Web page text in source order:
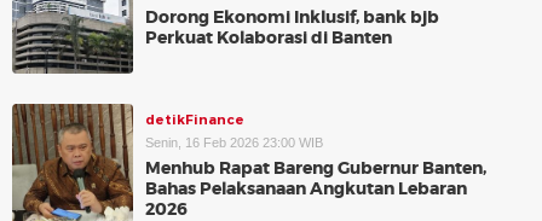
Dorong Ekonomi Inklusif, bank bjb
Perkuat Kolaborasi di Banten
detikFinance
Senin, 16 Feb 2026 23:00 WIB
Menhub Rapat Bareng Gubernur Banten,
Bahas Pelaksanaan Angkutan Lebaran
2026